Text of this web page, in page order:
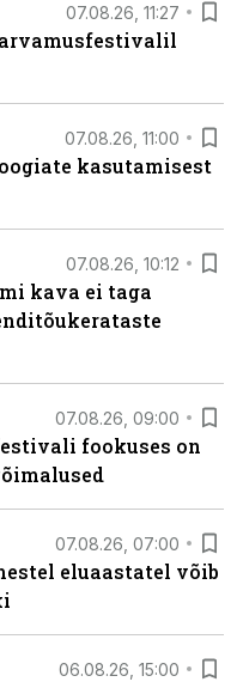
07.08.26, 11:27
arvamusfestivalil
07.08.26, 11:00
kasutamisest
07.08.26, 10:12
kava ei taga
07.08.26, 09:00
fookuses on
07.08.26, 07:00
eluaastatel võib
06.08.26, 15:00